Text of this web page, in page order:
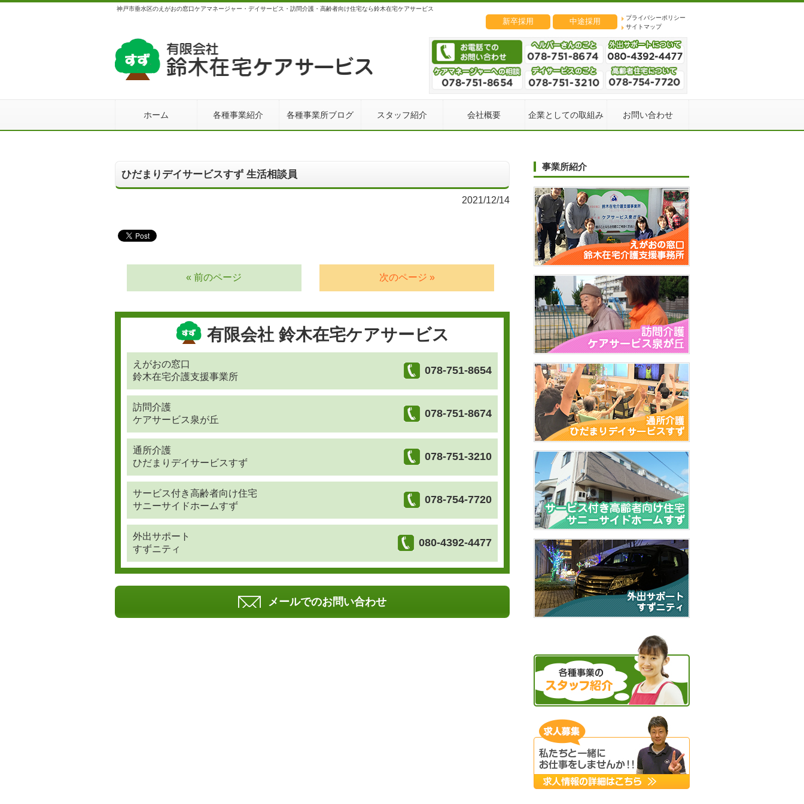
神戸市垂水区のえがおの窓口ケアマネージャー・デイサービス・訪問介護・高齢者向け住宅なら鈴木在宅ケアサービス
プライバシーポリシー
サイトマップ
新卒採用 中途採用
ホーム 各種事業紹介 各種事業所ブログ スタッフ紹介 会社概要 企業としての取組み お問い合わせ
ひだまりデイサービスすず 生活相談員
2021/12/14
« 前のページ 次のページ »
有限会社 鈴木在宅ケアサービス
えがおの窓口
鈴木在宅介護支援事業所
078-751-8654
訪問介護
ケアサービス泉が丘
078-751-8674
通所介護
ひだまりデイサービスすず
078-751-3210
サービス付き高齢者向け住宅
サニーサイドホームすず
078-754-7720
外出サポート
すずニティ
080-4392-4477
メールでのお問い合わせ
事業所紹介